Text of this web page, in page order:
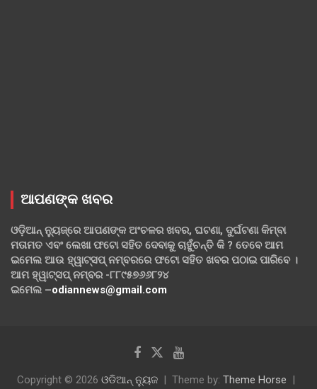
ଆପଣଙ୍କ ଖବର
ଓଡ଼ିଆନ୍ ନ୍ୟୁଜ୍‌ରେ ଆପଣଙ୍କ ଅଂଚଳର ଖବର, ଘଟଣା, ଦୁର୍ଘଟଣା କିମ୍ବା
ମତାମତ ଏବଂ ଲେଖା ଫଟୋ ସହିତ ଦେବାକୁ ଚାହୁଁଚନ୍ତି କି ? ତେବେ ଆମ
ଇମେଲ ଆଉ ହ୍ୱାଟ୍‌ସପ୍ ନମ୍ବରରେ ଫଟୋ ସହିତ ଖବର ପଠାଇ ପାରିବେ ।
ଆମ ହ୍ୱାଟ୍‌ସପ୍ ନମ୍ବର -୮୮୯୫୭୬୬୮୨୪
ଇମେଲ –odiannews@gmail.com
Copyright © 2026 ଓଡିଆନ୍ ନ୍ୟୁଜ Theme by: Theme Horse